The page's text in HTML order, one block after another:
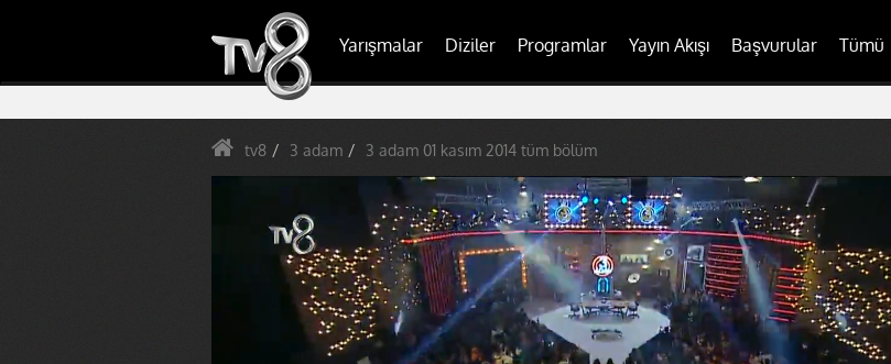
Yarışmalar Diziler Programlar Yayın Akışı Başvurular Tümü
tv8 3 adam 3 adam 01 kasım 2014 tüm bölüm